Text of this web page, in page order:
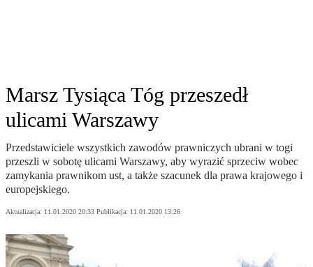
Marsz Tysiąca Tóg przeszedł
ulicami Warszawy
Przedstawiciele wszystkich zawodów prawniczych ubrani w togi
przeszli w sobotę ulicami Warszawy, aby wyrazić sprzeciw wobec
zamykania prawnikom ust, a także szacunek dla prawa krajowego i
europejskiego.
Aktualizacja: 11.01.2020 20:33 Publikacja: 11.01.2020 13:26